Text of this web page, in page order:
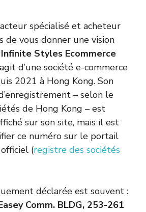
spécialisé et acheteur
de vous donner une vision
Infinite Styles Ecommerce
d’une société e-commerce
2021 à Hong Kong. Son
– selon le
de Hong Kong – est
sur son site, mais il est
ce numéro sur le portail
(registre des sociétés
déclarée est souvent :
Comm. BLDG, 253-261